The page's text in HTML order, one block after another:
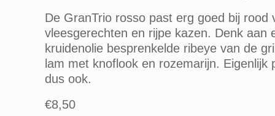
De GranTrio rosso past erg goed bij rood
vleesgerechten en rijpe kazen. Denk aan
kruidenolie besprenkelde ribeye van de
lam met knoflook en rozemarijn. Eigenlijk
dus ook.
€8,50